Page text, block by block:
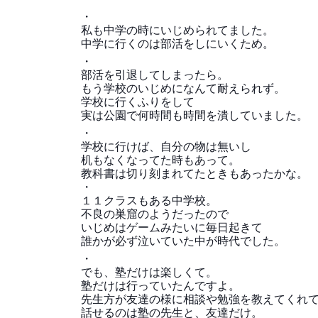
・
私も中学の時にいじめられてました。
中学に行くのは部活をしにいくため。
・
部活を引退してしまったら。
もう学校のいじめになんて耐えられず。
学校に行くふりをして
実は公園で何時間も時間を潰していました。
・
学校に行けば、自分の物は無いし
机もなくなってた時もあって。
教科書は切り刻まれてたときもあったかな。
・
１１クラスもある中学校。
不良の巣窟のようだったので
いじめはゲームみたいに毎日起きて
誰かが必ず泣いていた中が時代でした。
・
でも、塾だけは楽しくて。
塾だけは行っていたんですよ。
先生方が友達の様に相談や勉強を教えてくれ
話せるのは塾の先生と、友達だけ。